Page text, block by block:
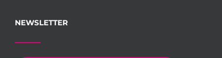
NEWSLETTER